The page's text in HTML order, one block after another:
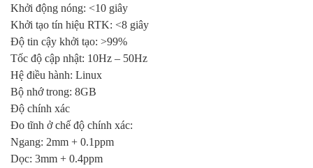
Khởi động nóng: <10 giây
Khởi tạo tín hiệu RTK: <8 giây
Độ tin cậy khởi tạo: >99%
Tốc độ cập nhật: 10Hz – 50Hz
Hệ điều hành: Linux
Bộ nhớ trong: 8GB
Độ chính xác
Đo tĩnh ở chế độ chính xác:
Ngang: 2mm + 0.1ppm
Dọc: 3mm + 0.4ppm